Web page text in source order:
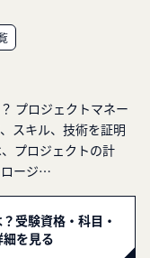
プロジェクトマネー
スキル、技術を証明
プロジェクトの計
ロージ…
受験資格・科目・
を見る